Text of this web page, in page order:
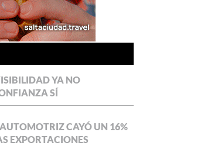
YA NO
SÍ
CAYÓ UN 16%
EXPORTACIONES